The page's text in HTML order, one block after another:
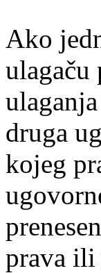
Ako
ulagaču
druga
kojeg
prava ili